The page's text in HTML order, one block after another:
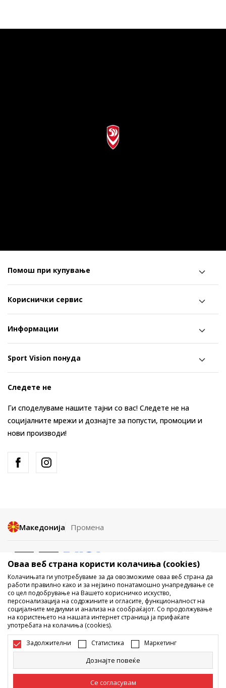
Помош при купување
Кориснички сервис
Информации
Sport Vision понуда
Следете не
Ги споделуваме нашите тајни со вас! Следете не на
социјалните мрежи и дознајте за попусти, промоции и
нови производи!
Македонија Промена
Не е дозволено превземање или користење на содржината од
интернет страните на Sport Vision, делумно или целосно a се
однесува на логоа, трговски марки, комерцијални содржини, ниту
истите да се отстапуваат на трети лица, јавно да се објавуваат или да
се користат за било какви цели, без писмена согласност од БДС.МК
ДООЕЛ.
Настојуваме да бидеме што попрецизни во описот на производот,
фотографијата и самата цена, но не можеме да гарантираме дака
сите информации се комплетни и без грешка. Сите прикажани
Оваа веб страна користи колачиња (cookies)
Колачињата ги употребуваме за да овозможиме оваа веб страна да
работи правилно како и за нејзино понатамошно унапредување се
со цел подобрување на Вашето корисничко искуство,
персонализација на содржините и огласите, функционалност на
социјалните медиуми и анализа на сообраќајот. Со продолжување
на користењето на нашата интернет страница ја прифаќате
употребата на колачиња (cookies).
Задолжителни Статистика Маркетинг
Дознајте повеќе
Се согласувам